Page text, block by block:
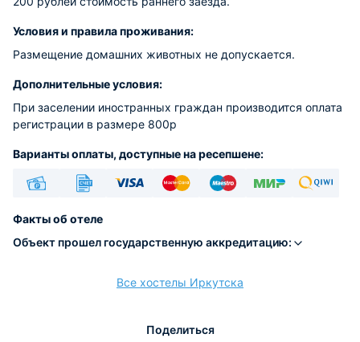
Условия и правила проживания:
Размещение домашних животных не допускается.
Дополнительные условия:
При заселении иностранных граждан производится оплата
регистрации в размере 800р
Варианты оплаты, доступные на ресепшене:
Факты об отеле
Объект прошел государственную аккредитацию:
Все хостелы Иркутска
Поделиться